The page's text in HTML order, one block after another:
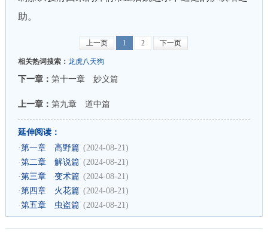
助。
上一页 1 2 下一页
相关热词搜索： 龙虎八天狗
下一章： 第十一章 妙义篇
上一章： 第九章 道中篇
延伸阅读：
·第一章 高野篇 (2024-08-21)
·第二章 解说篇 (2024-08-21)
·第三章 变术篇 (2024-08-21)
·第四章 火花篇 (2024-08-21)
·第五章 虫盗篇 (2024-08-21)